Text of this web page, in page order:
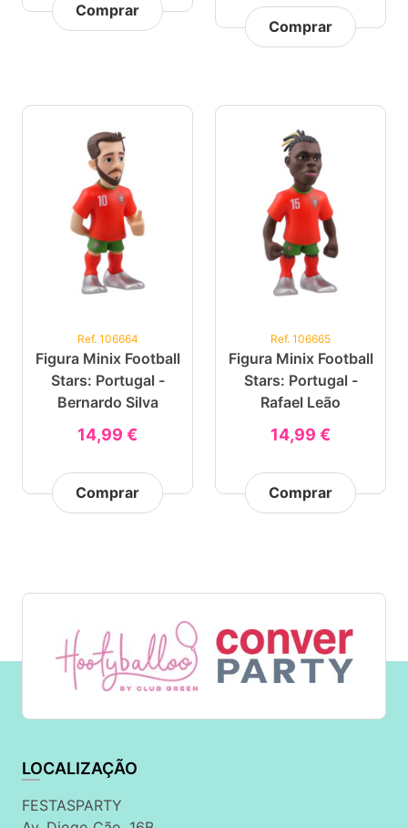
Comprar
Comprar
Ref. 106664
Figura Minix Football
Stars: Portugal -
Bernardo Silva
14,99 €
Comprar
Ref. 106665
Figura Minix Football
Stars: Portugal -
Rafael Leão
14,99 €
Comprar
LOCALIZAÇÃO
FESTASPARTY